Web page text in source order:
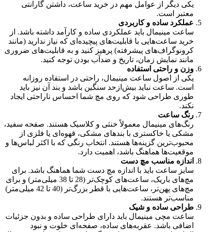
یکی دیگر از عوامل مهم در خرید ساعت، داشتن گارانتی
معتبر است.
عملکرد ساده و کاربردی
ساعت مینیمال باید عملکردی ساده و کارآمد داشته باشد. از
خرید ساعت‌هایی با قابلیت‌های پیچیده‌ای که نیاز ندارید (مانند
کرونوگراف‌های پیشرفته) پرهیز کنید و به قابلیت‌های ضروری
مانند نمایش زمان، تاریخ و ضدآب بودن توجه کنید.
وزن و راحتی استفاده
یکی از اصول ساعت مینیمال، راحتی در استفاده روزانه
است. ساعت نباید بیش‌ازحد سنگین باشد و بند آن نیز باید
طوری طراحی شود که روی مچ شما احساس ناراحتی ایجاد
نکند.
رنگ ساعت
رنگ‌های مینیمال معمولاً خنثی و کلاسیک هستند. صفحه سفید،
مشکی یا خاکستری با بندهای مشکی، قهوه‌ای یا فلزی از
محبوب‌ترین گزینه‌ها هستند. انتخاب رنگی که با اکثر لباس‌ها و
موقعیت‌ها هماهنگ باشد، اهمیت دارد.
اندازه مناسب مچ دست
سایز ساعت باید با اندازه مچ دست شما هماهنگ باشد. برای
مچ‌های باریک، ساعت‌های کوچک‌تر (28 تا 38 میلی‌متر) و برای
مچ‌های پهن‌تر، ساعت‌هایی با قطر بزرگ‌تر (40 تا 42 میلی‌متر)
مناسب‌تر هستند.
طراحی ساده و شیک
ساعت مچی مینیمال باید دارای طراحی ساده و بدون جزئیات
اضافی باشد. عقربه‌های ساده، صفحه‌ای خلوت و نبود